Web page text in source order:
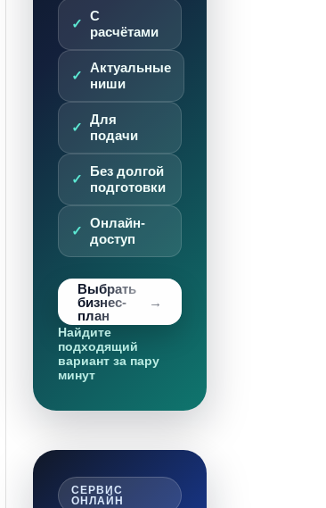
С
расчётами
Актуальные
ниши
Для
подачи
Без долгой
подготовки
Онлайн-
доступ
Выбрать
бизнес-
план
Найдите
подходящий
вариант за пару
минут
СЕРВИС
ОНЛАЙН